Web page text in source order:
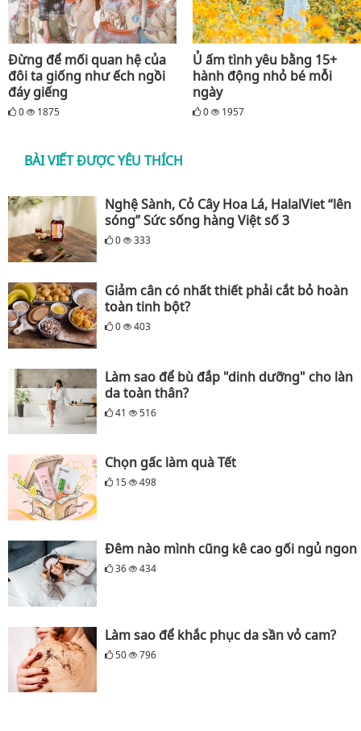
Đừng để mối quan hệ của
đôi ta giống như ếch ngồi
đáy giếng
0 1875
Ủ ấm tình yêu bằng 15+
hành động nhỏ bé mỗi
ngày
0 1957
BÀI VIẾT ĐƯỢC YÊU THÍCH
Nghệ Sành, Cỏ Cây Hoa Lá, HalalViet “lên
sóng” Sức sống hàng Việt số 3
0 333
Giảm cân có nhất thiết phải cắt bỏ hoàn
toàn tinh bột?
0 403
Làm sao để bù đắp "dinh dưỡng" cho làn
da toàn thân?
41 516
Chọn gấc làm quà Tết
15 498
Đêm nào mình cũng kê cao gối ngủ ngon
36 434
Làm sao để khắc phục da sần vỏ cam?
50 796